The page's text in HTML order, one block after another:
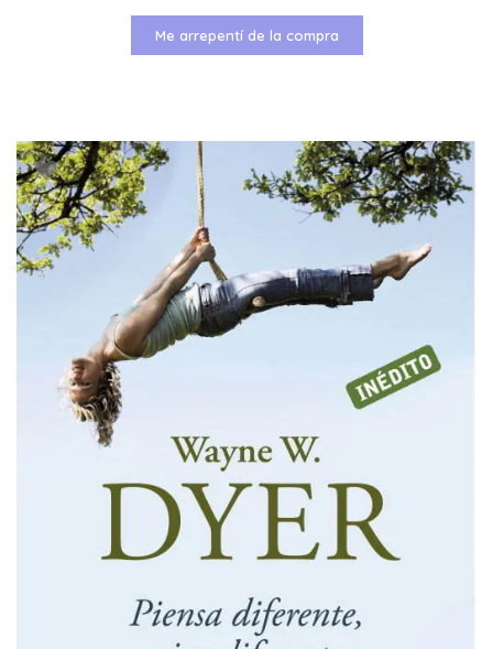
Me arrepentí de la compra